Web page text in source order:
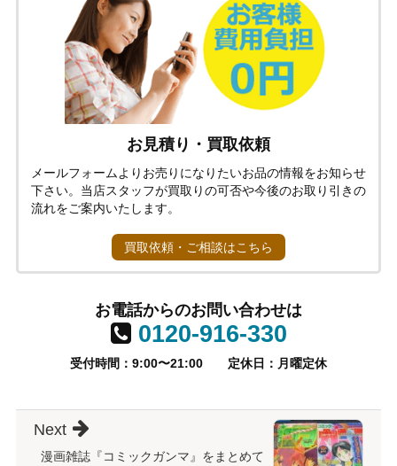
お見積り・買取依頼
メールフォームよりお売りになりたいお品の情報をお知らせ
下さい。当店スタッフが買取りの可否や今後のお取り引きの
流れをご案内いたします。
買取依頼・ご相談はこちら
お電話からのお問い合わせは
0120-916-330
受付時間：9:00〜21:00 定休日：月曜定休
漫画雑誌『コミックガンマ』をまとめて
Next